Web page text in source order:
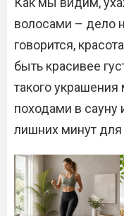
волосами – дело
говорится,
быть красивее
такого
походами в сауну
лишних минут для